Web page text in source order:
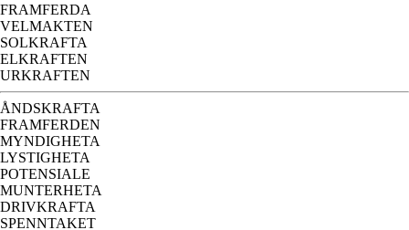
FRAMFERDA
VELMAKTEN
SOLKRAFTA
ELKRAFTEN
URKRAFTEN
ÅNDSKRAFTA
FRAMFERDEN
MYNDIGHETA
LYSTIGHETA
POTENSIALE
MUNTERHETA
DRIVKRAFTA
SPENNTAKET